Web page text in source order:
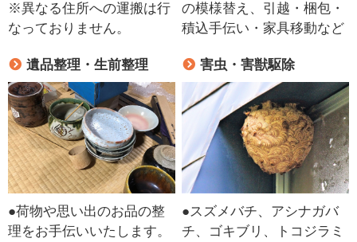
※異なる住所への運搬は行
なっておりません。
の模様替え、引越・梱包・
積込手伝い・家具移動など
遺品整理・生前整理
●荷物や思い出のお品の整
理をお手伝いいたします。
害虫・害獣駆除
●スズメバチ、アシナガバ
チ、ゴキブリ、トコジラミ